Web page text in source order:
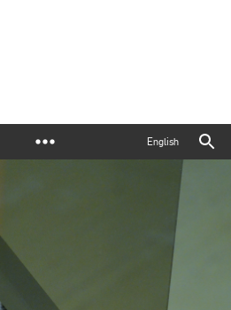
English